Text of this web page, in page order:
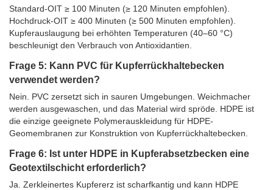
Standard-OIT ≥ 100 Minuten (≥ 120 Minuten empfohlen).
Hochdruck-OIT ≥ 400 Minuten (≥ 500 Minuten empfohlen).
Kupferauslaugung bei erhöhten Temperaturen (40–60 °C)
beschleunigt den Verbrauch von Antioxidantien.
Frage 5: Kann PVC für Kupferrückhaltebecken
verwendet werden?
Nein. PVC zersetzt sich in sauren Umgebungen. Weichmacher
werden ausgewaschen, und das Material wird spröde. HDPE ist
die einzige geeignete Polymerauskleidung für HDPE-
Geomembranen zur Konstruktion von Kupferrückhaltebecken.
Frage 6: Ist unter HDPE in Kupferabsetzbecken eine
Geotextilschicht erforderlich?
Ja. Zerkleinertes Kupfererz ist scharfkantig und kann HDPE